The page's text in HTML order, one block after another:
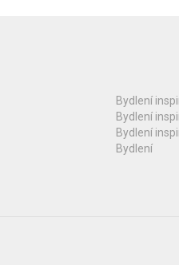
Bydlení
Bydlení
Bydlení
Bydlení